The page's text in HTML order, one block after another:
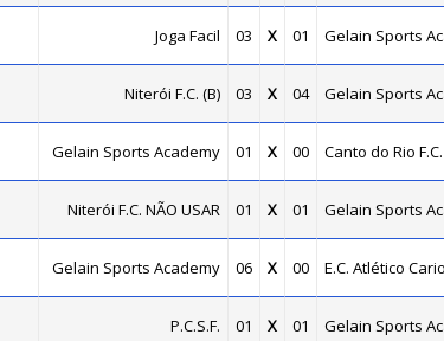
Joga Facil 03 X 01 Gelain Sports
Niterói F.C. (B) 03 X 04 Gelain Sports
Gelain Sports Academy 01 X 00 Canto do Rio F.C.
Niterói F.C. NÃO USAR 01 X 01 Gelain Sports
Gelain Sports Academy 06 X 00 E.C. Atlético
P.C.S.F. 01 X 01 Gelain Sports